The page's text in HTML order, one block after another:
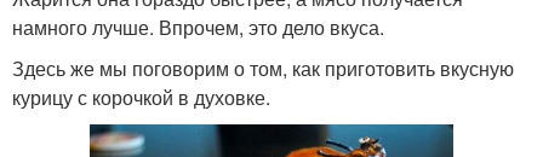
намного лучше. Впрочем, это дело вкуса.
Здесь же мы поговорим о том, как приготовить вкусную
курицу с корочкой в духовке.